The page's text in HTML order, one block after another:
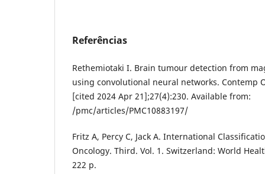
Referências
Rethemiotaki I. Brain tumour detection from
using convolutional neural networks. Contemp
[cited 2024 Apr 21];27(4):230. Available from:
/pmc/articles/PMC10883197/
Fritz A, Percy C, Jack A. International
Oncology. Third. Vol. 1. Switzerland: World
222 p.